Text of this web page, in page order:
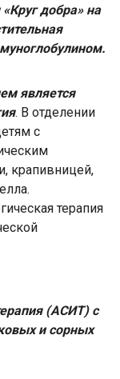
добра» на
является
. В отделении
с
крапивницей,
терапия
(АСИТ) с
и сорных